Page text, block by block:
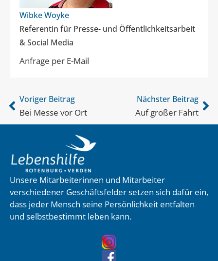
Wibke Woyke
Referentin für Presse- und Öffentlichkeitsarbeit
& Social Media
Anfrage per E-Mail
Voriger Beitrag
Bei Messe vor Ort
Nächster Beitrag
Auf großer Fahrt
Unsere Mitarbeiterinnen und Mitarbeiter
verschiedener Geschäftsfelder setzen sich dafür ein,
dass jeder Mensch seine Persönlichkeit entfalten
und selbstbestimmt leben kann.